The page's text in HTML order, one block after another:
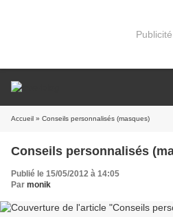
Publicité
Accueil » Conseils personnalisés (masques)
Conseils personnalisés
Publié le 15/05/2012 à 14:05
Par monik